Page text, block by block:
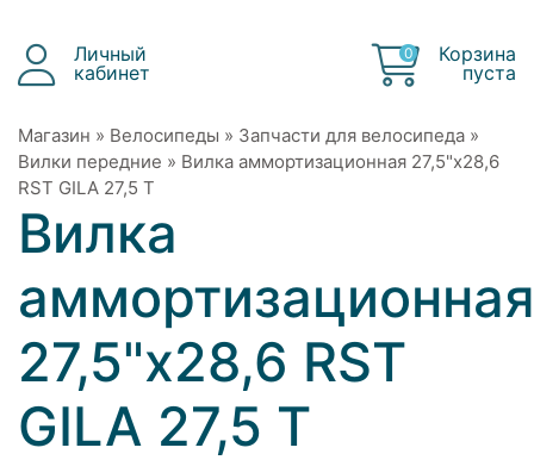
Личный
кабинет
0
Корзина
пуста
Магазин » Велосипеды » Запчасти для велосипеда »
Вилки передние » Вилка аммортизационная 27,5"х28,6
RST GILA 27,5 T
Вилка
аммортизационная
27,5"х28,6 RST
GILA 27,5 T